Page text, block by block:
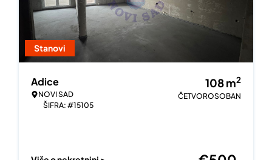
Stanovi
Adice
NOVI SAD
ŠIFRA: #15105
108m2
ČETVOROSOBAN